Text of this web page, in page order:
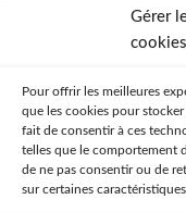
Gérer
cookies
Pour offrir les meilleures
que les cookies pour
fait de consentir à ces
telles que le comportement
de ne pas consentir ou de
sur certaines
Sticker
50% SUR LE 2ÈME !!